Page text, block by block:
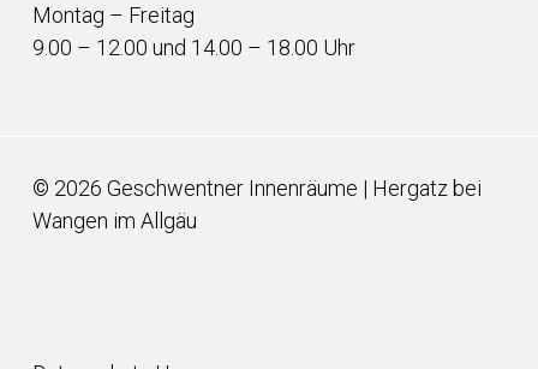
Montag – Freitag
9.00 – 12.00 und 14.00 – 18.00 Uhr
© 2026 Geschwentner Innenräume | Hergatz bei
Wangen im Allgäu